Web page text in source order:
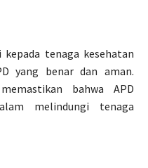
kepada tenaga kesehatan
yang benar dan aman.
bahwa APD
melindungi tenaga